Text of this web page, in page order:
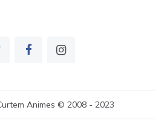
Animes © 2008 - 2023